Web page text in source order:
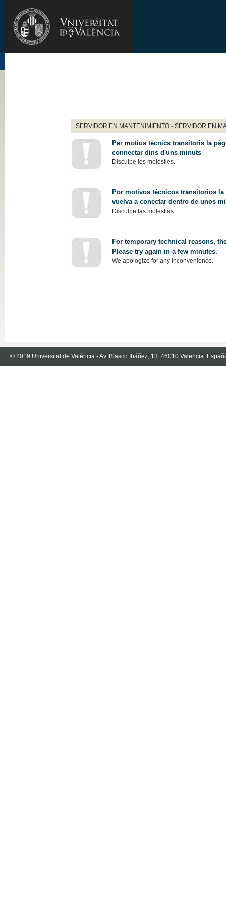
SERVIDOR EN MANTENIMIENTO - SERVIDOR EN
Per motius tècnics transitoris la
connectar dins d'uns minuts
Disculpe les molèsties.
Por motivos técnicos transitorios
vuelva a conectar dentro de unos
Disculpe las molestias.
For temporary technical reasons,
Please try again in a few minutes.
We apologize for any inconvenience.
© 2019 Universitat de València - Av. Blasco Ibáñez, 13. 46010 Valencia.